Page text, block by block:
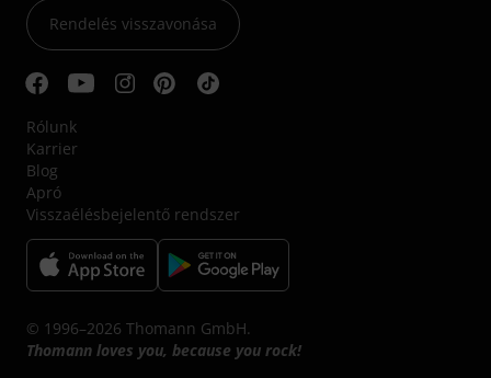
Rendelés visszavonása
Rólunk
Karrier
Blog
Apró
Visszaélésbejelentő rendszer
© 1996–2026 Thomann GmbH.
Thomann loves you, because you rock!